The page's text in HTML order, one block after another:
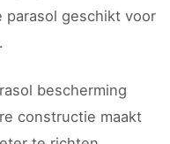
parasol geschikt voor
bescherming
constructie maakt